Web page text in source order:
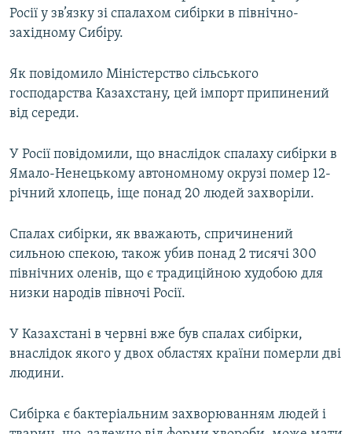
КТАТ
Усі сайти RFE/RL
Росії у зв’язку зі спалахом сибірки в північно-
західному Сибіру.
Як повідомило Міністерство сільського
господарства Казахстану, цей імпорт припинений
від середи.
У Росії повідомили, що внаслідок спалаху сибірки в
Ямало-Ненецькому автономному окрузі помер 12-
річний хлопець, іще понад 20 людей захворіли.
Спалах сибірки, як вважають, спричинений
сильною спекою, також убив понад 2 тисячі 300
північних оленів, що є традиційною худобою для
низки народів півночі Росії.
У Казахстані в червні вже був спалах сибірки,
внаслідок якого у двох областях країни померли дві
людини.
Сибірка є бактеріальним захворюванням людей і